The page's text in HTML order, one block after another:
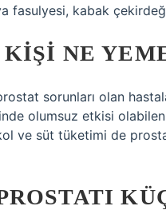
fasulyesi, kabak
KIŞI NE
sorunları olan
olumsuz etkisi
ve süt tüketimi de